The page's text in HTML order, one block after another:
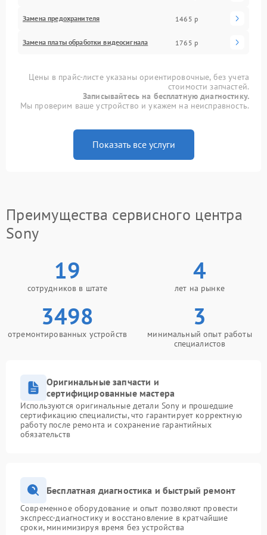
Замена предохранителя 1465 р
Замена платы обработки видеосигнала 1765 р
Цены в прайс-листе указаны ориентировочные, без учета
стоимости запчастей.
Записывайтесь на бесплатную диагностику.
Мы проверим ваше устройство и укажем на неисправность.
Показать все услуги
Преимущества сервисного центра
Sony
19
сотрудников в штате
4
лет на рынке
3498
отремонтированных устройств
3
минимальный опыт работы
специалистов
Оригинальные запчасти и
сертифицированные мастера
Используются оригинальные детали Sony и прошедшие
сертификацию специалисты, что гарантирует корректную
работу после ремонта и сохранение гарантийных
обязательств
Бесплатная диагностика и быстрый ремонт
Современное оборудование и опыт позволяют провести
экспресс-диагностику и восстановление в кратчайшие
сроки, минимизируя время без устройства